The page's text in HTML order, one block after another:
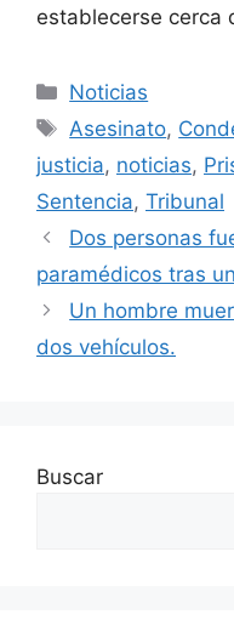
establecerse cerca
Categorías
Noticias
Etiquetas
Asesinato,
justicia, noticias,
Sentencia, Tribunal
Dos personas
paramédicos tras
Un hombre
dos vehículos.
Buscar